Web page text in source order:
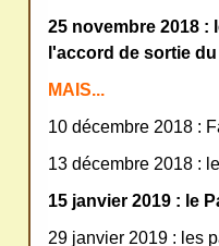
25 novembre 2018 :
l'accord de sortie
MAIS...
10 décembre 2018 :
13 décembre 2018 :
15 janvier 2019 : le
29 janvier 2019 : les